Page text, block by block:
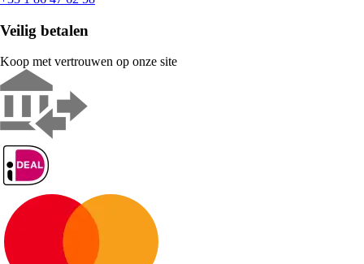
Veilig betalen
Koop met vertrouwen op onze site